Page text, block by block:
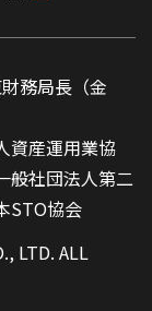
務局長（金
資産運用業協
般社団法人第二
STO協会
LTD. ALL